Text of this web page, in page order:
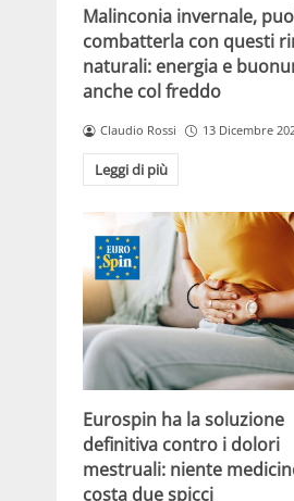
Malinconia invernale,
combatterla con questi
naturali: energia e
anche col freddo
Claudio Rossi 13 Dicembre
Leggi di più
Eurospin ha la soluzione
definitiva contro i dolori
mestruali: niente
costa due spicci